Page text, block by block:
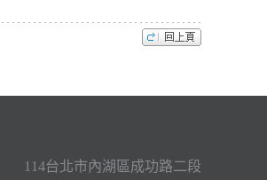
114台北市內湖區成功路二段